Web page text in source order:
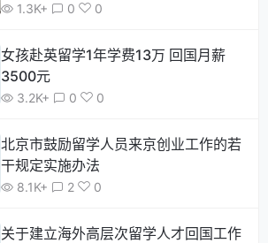
1.3K+ 0 0
女孩赴英留学1年学费13万 回国月薪
3500元
3.2K+ 0 0
北京市鼓励留学人员来京创业工作的若
干规定实施办法
8.1K+ 2 0
关于建立海外高层次留学人才回国工作